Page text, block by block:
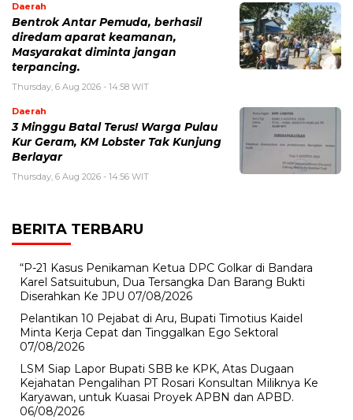
Daerah
Bentrok Antar Pemuda, berhasil
diredam aparat keamanan,
Masyarakat diminta jangan
terpancing.
Thursday, 6 Aug 2026 - 14:58 WIT
Daerah
3 Minggu Batal Terus! Warga Pulau
Kur Geram, KM Lobster Tak Kunjung
Berlayar
Thursday, 6 Aug 2026 - 14:56 WIT
BERITA TERBARU
“P-21 Kasus Penikaman Ketua DPC Golkar di Bandara
Karel Satsuitubun, Dua Tersangka Dan Barang Bukti
Diserahkan Ke JPU 07/08/2026
Pelantikan 10 Pejabat di Aru, Bupati Timotius Kaidel
Minta Kerja Cepat dan Tinggalkan Ego Sektoral
07/08/2026
LSM Siap Lapor Bupati SBB ke KPK, Atas Dugaan
Kejahatan Pengalihan PT Rosari Konsultan Miliknya Ke
Karyawan, untuk Kuasai Proyek APBN dan APBD.
06/08/2026